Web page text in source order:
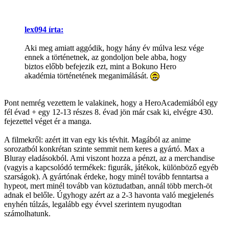
lex094 írta:
Aki meg amiatt aggódik, hogy hány év múlva lesz vége
ennek a történetnek, az gondoljon bele abba, hogy
biztos előbb befejezik ezt, mint a Bokuno Hero
akadémia történetének meganimálását.
Pont nemrég vezettem le valakinek, hogy a HeroAcademiából egy
fél évad + egy 12-13 részes 8. évad jön már csak ki, elvégre 430.
fejezettel véget ér a manga.
A filmekről: azért itt van egy kis tévhit. Magából az anime
sorozatból konkrétan szinte semmit nem keres a gyártó. Max a
Bluray eladásokból. Ami viszont hozza a pénzt, az a merchandise
(vagyis a kapcsolódó termékek: figurák, játékok, különböző egyéb
szarságok). A gyártónak érdeke, hogy minél tovább fenntartsa a
hypeot, mert minél tovább van köztudatban, annál több merch-öt
adnak el belőle. Úgyhogy azért az a 2-3 havonta való megjelenés
enyhén túlzás, legalább egy évvel szerintem nyugodtan
számolhatunk.